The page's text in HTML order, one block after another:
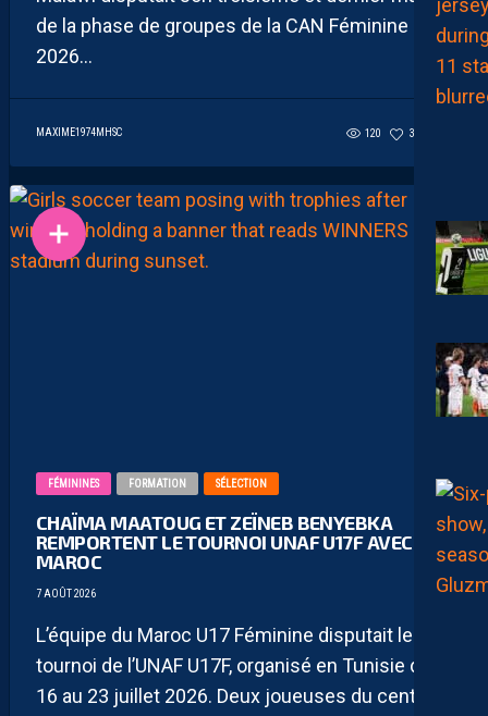
de la phase de groupes de la CAN Féminine
2026...
MAXIME1974MHSC 120 37
FÉMININES FORMATION SÉLECTION
CHAÏMA MAATOUG ET ZEÏNEB BENYEBKA
REMPORTENT LE TOURNOI UNAF U17F AVEC LE
MAROC
7 AOÛT 2026
L’équipe du Maroc U17 Féminine disputait le
tournoi de l’UNAF U17F, organisé en Tunisie du
16 au 23 juillet 2026. Deux joueuses du centre...